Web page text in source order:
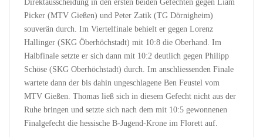
Direktausscheidung in den ersten beiden Gefechten gegen Liam
Picker (MTV Gießen) und Peter Zatik (TG Dörnigheim)
souverän durch. Im Viertelfinale behielt er gegen Lorenz
Hallinger (SKG Öberhöchstadt) mit 10:8 die Oberhand. Im
Halbfinale setzte er sich dann mit 10:2 deutlich gegen Philipp
Schöse (SKG Oberhöchstadt) durch. Im anschliessenden Finale
wartete dann der bis dahin ungeschlagene Ben Feustel vom
MTV Gießen. Thomas ließ sich in diesem Gefecht nicht aus der
Ruhe bringen und setzte sich nach dem mit 10:5 gewonnenen
Finalgefecht die hessische B-Jugend-Krone im Florett auf.